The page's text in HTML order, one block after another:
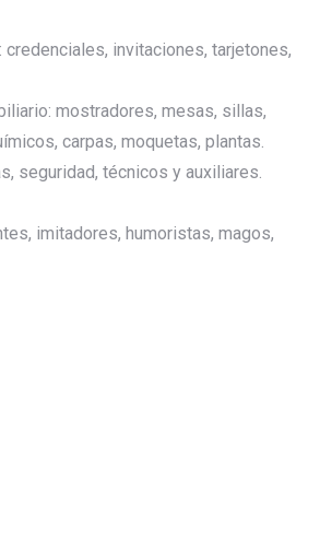
invitaciones, tarjetones,
mostradores, mesas, sillas,
carpas, moquetas, plantas.
seguridad, técnicos y auxiliares.
imitadores, humoristas, magos,